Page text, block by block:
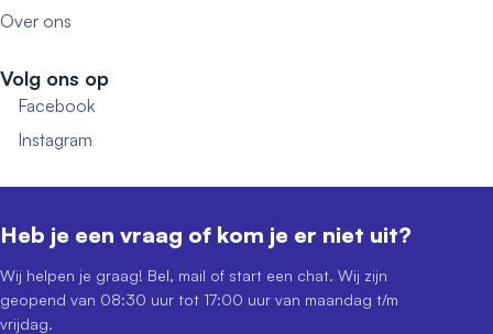
Over ons
Volg ons op
Facebook
Instagram
Heb je een vraag of kom je er niet uit?
Wij helpen je graag! Bel, mail of start een chat. Wij zijn
geopend van 08:30 uur tot 17:00 uur van maandag t/m
vrijdag.